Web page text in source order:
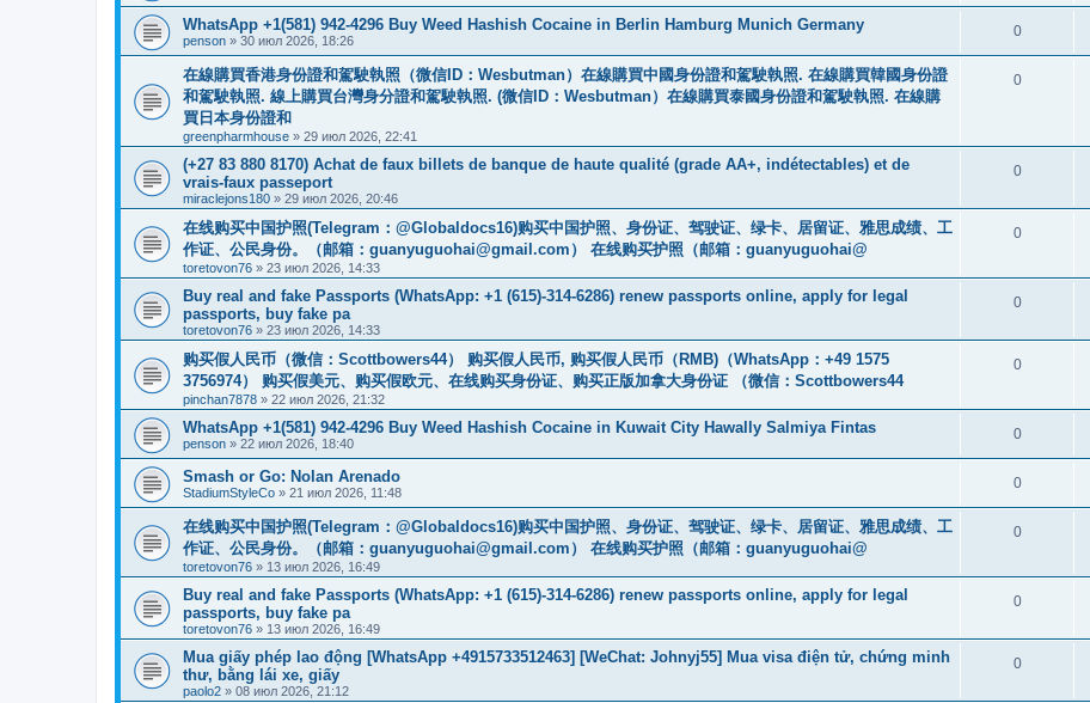
WhatsApp +1(581) 942-4296 Buy Weed Hashish Cocaine in Berlin Hamburg Munich Germany
penson » 30 июл 2026, 18:26
0
在線購買香港身份證和駕駛執照（微信ID：Wesbutman）在線購買中國身份證和駕駛執照. 在線購買韓國身份證
和駕駛執照. 線上購買台灣身分證和駕駛執照. (微信ID：Wesbutman）在線購買泰國身份證和駕駛執照. 在線購
買日本身份證和
greenpharmhouse » 29 июл 2026, 22:41
0
(+27 83 880 8170) Achat de faux billets de banque de haute qualité (grade AA+, indétectables) et de
vrais-faux passeport
miraclejons180 » 29 июл 2026, 20:46
0
在线购买中国护照(Telegram：@Globaldocs16)购买中国护照、身份证、驾驶证、绿卡、居留证、雅思成绩、工
作证、公民身份。（邮箱： guanyuguohai@gmail.com ） 在线购买护照（邮箱：guanyuguohai@
toretovon76 » 23 июл 2026, 14:33
0
Buy real and fake Passports (WhatsApp: +1 (615)-314-6286) renew passports online, apply for legal
passports, buy fake pa
toretovon76 » 23 июл 2026, 14:33
0
购买假人民币（微信：Scottbowers44） 购买假人民币, 购买假人民币（RMB)（WhatsApp：+49 1575
3756974） 购买假美元、购买假欧元、在线购买身份证、购买正版加拿大身份证 （微信：Scottbowers44
pinchan7878 » 22 июл 2026, 21:32
0
WhatsApp +1(581) 942-4296 Buy Weed Hashish Cocaine in Kuwait City Hawally Salmiya Fintas
penson » 22 июл 2026, 18:40
0
Smash or Go: Nolan Arenado
StadiumStyleCo » 21 июл 2026, 11:48
0
在线购买中国护照(Telegram：@Globaldocs16)购买中国护照、身份证、驾驶证、绿卡、居留证、雅思成绩、工
作证、公民身份。（邮箱： guanyuguohai@gmail.com ） 在线购买护照（邮箱：guanyuguohai@
toretovon76 » 13 июл 2026, 16:49
0
Buy real and fake Passports (WhatsApp: +1 (615)-314-6286) renew passports online, apply for legal
passports, buy fake pa
toretovon76 » 13 июл 2026, 16:49
0
Mua giấy phép lao động [WhatsApp +4915733512463] [WeChat: Johnyj55] Mua visa điện tử, chứng minh
thư, bằng lái xe, giấy
paolo2 » 08 июл 2026, 21:12
0